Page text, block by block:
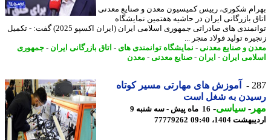
شکوری، رییس کمیسیون معدن و صنایع معدنی
بازرگانی ایران در حاشیه هفتمین نمایشگاه
توانمندی های صادراتی جمهوری اسلامی ایران (ایران اکسپو 2025) گفت: - تکمیل
تولید فولاد منجر ...
و صنایع معدنی-نمایشگاه توانمندی های -اتاق بازرگانی ایران -
جمهوری
ایران - ایران - صنایع معدنی-معدن
آموزش های مهارتی مسیر کوتاه
به شغل است
-سیاسی-
16 ماه پیش - سه شنبه 9
1404، 09:40
77779262